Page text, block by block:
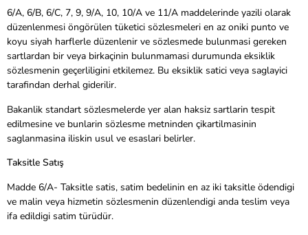
6/A, 6/B, 6/C, 7, 9, 9/A, 10, 10/A ve 11/A maddelerinde yazili olarak
düzenlenmesi öngörülen tüketici sözlesmeleri en az oniki punto ve
koyu siyah harflerle düzenlenir ve sözlesmede bulunmasi gereken
sartlardan bir veya birkaçinin bulunmamasi durumunda eksiklik
sözlesmenin geçerliligini etkilemez. Bu eksiklik satici veya saglayici
tarafindan derhal giderilir.
Bakanlik standart sözlesmelerde yer alan haksiz sartlarin tespit
edilmesine ve bunlarin sözlesme metninden çikartilmasinin
saglanmasina iliskin usul ve esaslari belirler.
Taksitle Satış
Madde 6/A- Taksitle satis, satim bedelinin en az iki taksitle ödendigi
ve malin veya hizmetin sözlesmenin düzenlendigi anda teslim veya
ifa edildigi satim türüdür.